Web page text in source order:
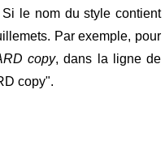
le nom du style contient
Par exemple, pour
copy, dans la ligne de
copy".